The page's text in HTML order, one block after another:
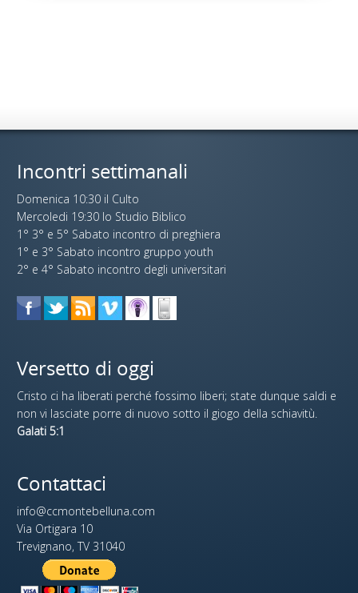
Incontri settimanali
Domenica 10:30 il Culto
Mercoledi 19:30 lo Studio Biblico
1° 3° e 5° Sabato incontro di preghiera
1° e 3° Sabato incontro gruppo youth
2° e 4° Sabato incontro degli universitari
Versetto di oggi
Cristo ci ha liberati perché fossimo liberi; state dunque saldi e
non vi lasciate porre di nuovo sotto il giogo della schiavitù.
Galati 5:1
Contattaci
info@ccmontebelluna.com
Via Ortigara 10
Trevignano, TV 31040